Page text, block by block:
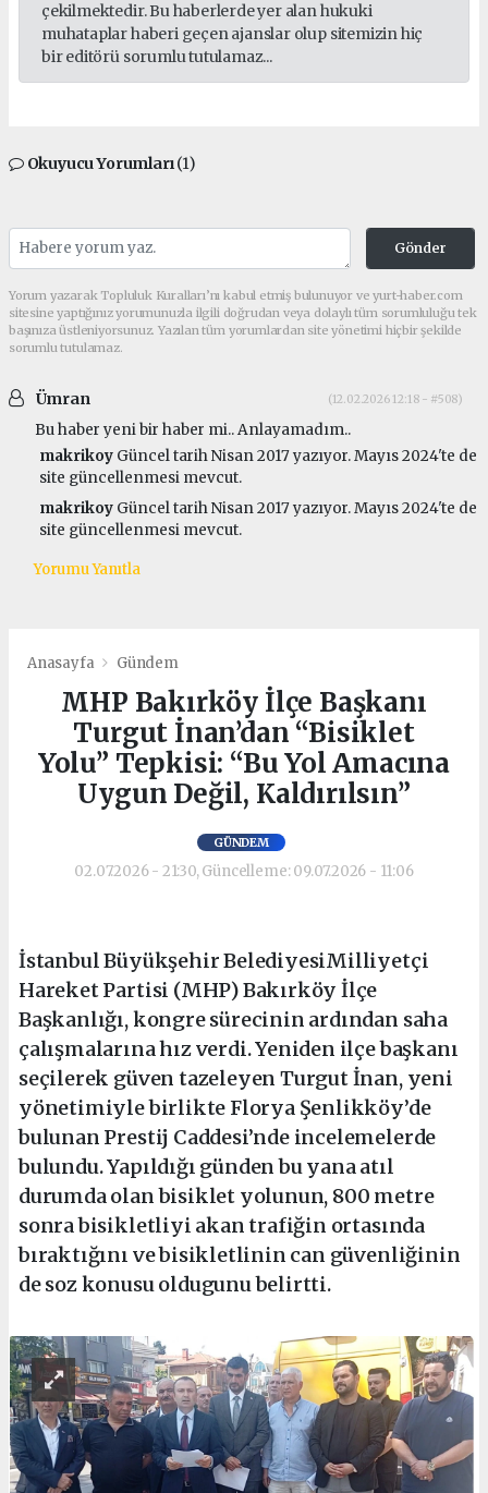
çekilmektedir. Bu haberlerde yer alan hukuki
muhataplar haberi geçen ajanslar olup sitemizin hiç
bir editörü sorumlu tutulamaz...
Okuyucu Yorumları(1)
Gönder
Yorum yazarak Topluluk Kuralları’nı kabul etmiş bulunuyor ve yurt-haber.com
sitesine yaptığınız yorumunuzla ilgili doğrudan veya dolaylı tüm sorumluluğu tek
başınıza üstleniyorsunuz. Yazılan tüm yorumlardan site yönetimi hiçbir şekilde
sorumlu tutulamaz.
Ümran (12.02.2026 12:18 - #508)
Bu haber yeni bir haber mi.. Anlayamadım..
makrikoy Güncel tarih Nisan 2017 yazıyor. Mayıs 2024'te de
site güncellenmesi mevcut.
makrikoy Güncel tarih Nisan 2017 yazıyor. Mayıs 2024'te de
site güncellenmesi mevcut.
Yorumu Yanıtla
Anasayfa Gündem
MHP Bakırköy İlçe Başkanı
Turgut İnan’dan “Bisiklet
Yolu” Tepkisi: “Bu Yol Amacına
Uygun Değil, Kaldırılsın”
GÜNDEM
02.07.2026 - 21:30, Güncelleme: 09.07.2026 - 11:06
İstanbul Büyükşehir BelediyesiMilliyetçi
Hareket Partisi (MHP) Bakırköy İlçe
Başkanlığı, kongre sürecinin ardından saha
çalışmalarına hız verdi. Yeniden ilçe başkanı
seçilerek güven tazeleyen Turgut İnan, yeni
yönetimiyle birlikte Florya Şenlikköy’de
bulunan Prestij Caddesi’nde incelemelerde
bulundu. Yapıldığı günden bu yana atıl
durumda olan bisiklet yolunun, 800 metre
sonra bisikletliyi akan trafiğin ortasında
bıraktığını ve bisikletlinin can güvenliğinin
de soz konusu oldugunu belirtti.